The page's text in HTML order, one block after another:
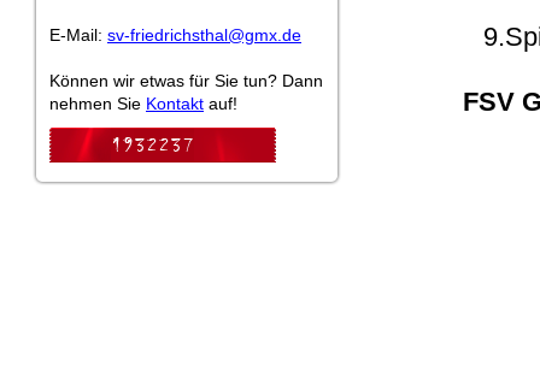
E-Mail: sv-friedrichsthal@gmx.de
Können wir etwas für Sie tun? Dann
nehmen Sie Kontakt auf! FSV